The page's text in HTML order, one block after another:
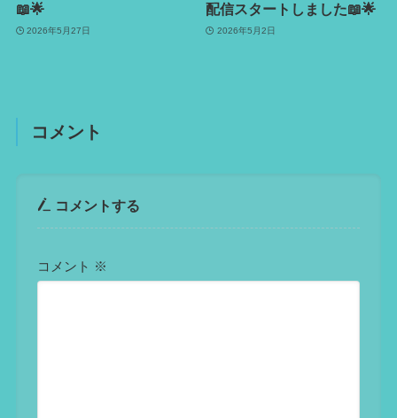
📖🌟
2026年5月27日
配信スタートしました📖🌟
2026年5月2日
コメント
コメントする
コメント ※